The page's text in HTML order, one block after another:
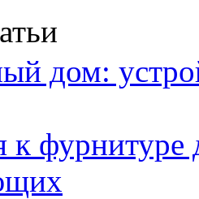
дом:
к фурнитуре